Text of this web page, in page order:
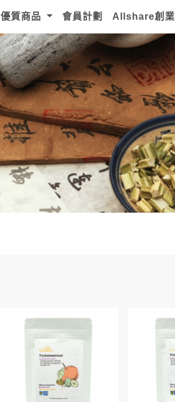
優質商品 會員計劃 Allshare創業